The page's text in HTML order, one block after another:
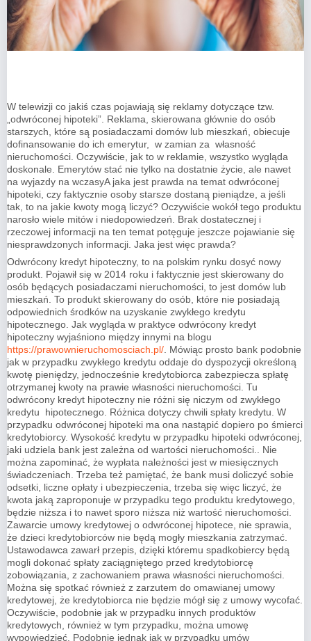
W telewizji co jakiś czas pojawiają się reklamy dotyczące tzw.
„odwróconej hipoteki”. Reklama, skierowana głównie do osób
starszych, które są posiadaczami domów lub mieszkań, obiecuje
dofinansowanie do ich emerytur, w zamian za własność
nieruchomości. Oczywiście, jak to w reklamie, wszystko wygląda
doskonale. Emerytów stać nie tylko na dostatnie życie, ale nawet
na wyjazdy na wczasyA jaka jest prawda na temat odwróconej
hipoteki, czy faktycznie osoby starsze dostaną pieniądze, a jeśli
tak, to na jakie kwoty mogą liczyć? Oczywiście wokół tego produktu
narosło wiele mitów i niedopowiedzeń. Brak dostatecznej i
rzeczowej informacji na ten temat potęguje jeszcze pojawianie się
niesprawdzonych informacji. Jaka jest więc prawda?
Odwrócony kredyt hipoteczny, to na polskim rynku dosyć nowy
produkt. Pojawił się w 2014 roku i faktycznie jest skierowany do
osób będących posiadaczami nieruchomości, to jest domów lub
mieszkań. To produkt skierowany do osób, które nie posiadają
odpowiednich środków na uzyskanie zwykłego kredytu
hipotecznego. Jak wygląda w praktyce odwrócony kredyt
hipoteczny wyjaśniono między innymi na blogu
https://prawownieruchomosciach.pl/ . Mówiąc prosto bank podobnie
jak w przypadku zwykłego kredytu oddaje do dyspozycji określoną
kwotę pieniędzy, jednocześnie kredytobiorca zabezpiecza spłatę
otrzymanej kwoty na prawie własności nieruchomości. Tu
odwrócony kredyt hipoteczny nie różni się niczym od zwykłego
kredytu hipotecznego. Różnica dotyczy chwili spłaty kredytu. W
przypadku odwróconej hipoteki ma ona nastąpić dopiero po śmierci
kredytobiorcy. Wysokość kredytu w przypadku hipoteki odwróconej,
jaki udziela bank jest zależna od wartości nieruchomości.. Nie
można zapominać, że wypłata należności jest w miesięcznych
świadczeniach. Trzeba też pamiętać, że bank musi doliczyć sobie
odsetki, liczne opłaty i ubezpieczenia, trzeba się więc liczyć, że
kwota jaką zaproponuje w przypadku tego produktu kredytowego,
będzie niższa i to nawet sporo niższa niż wartość nieruchomości.
Zawarcie umowy kredytowej o odwróconej hipotece, nie sprawia,
że dzieci kredytobiorców nie będą mogły mieszkania zatrzymać.
Ustawodawca zawarł przepis, dzięki któremu spadkobiercy będą
mogli dokonać spłaty zaciągniętego przed kredytobiorcę
zobowiązania, z zachowaniem prawa własności nieruchomości.
Można się spotkać również z zarzutem do omawianej umowy
kredytowej, że kredytobiorca nie będzie mógł się z umowy wycofać.
Oczywiście, podobnie jak w przypadku innych produktów
kredytowych, również w tym przypadku, można umowę
wypowiedzieć. Podobnie jednak jak w przypadku umów